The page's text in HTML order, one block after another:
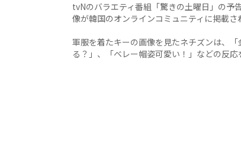
tvNのバラエティ番組「驚きの土曜日」の予
像が韓国のオンラインコミュニティに掲載さ
軍服を着たキーの画像を見たネチズンは、
る？」、「ベレー帽姿可愛い！」などの反応